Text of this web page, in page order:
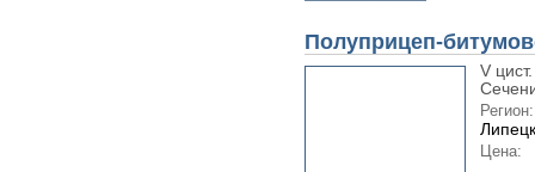
Полуприцеп-
V
Регион:
Цена: